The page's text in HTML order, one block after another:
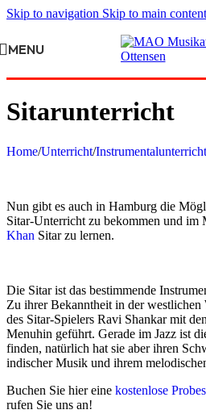
Skip to navigation Skip to main content
MENU
Sitarunterricht
Home/Unterricht/Instrumentalunterricht
Nun gibt es auch in Hamburg die
Sitar-Unterricht zu bekommen und im
Khan Sitar zu lernen.
Die Sitar ist das bestimmende
Zu ihrer Bekanntheit in der westlichen
des Sitar-Spielers Ravi Shankar mit
Menuhin geführt. Gerade im Jazz ist
finden, natürlich hat sie aber ihren
indischer Musik und ihrem
Buchen Sie hier eine kostenlose
rufen Sie uns an!